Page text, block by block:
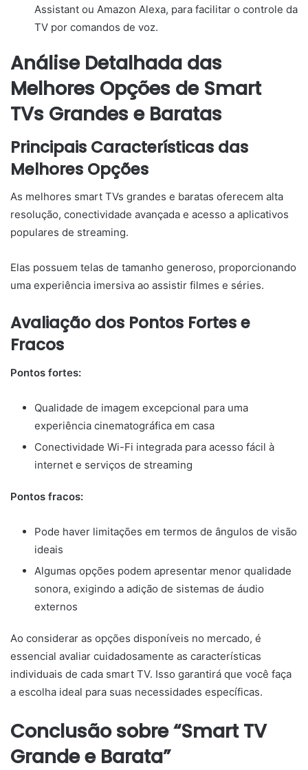
Assistant ou Amazon Alexa, para facilitar o controle da
TV por comandos de voz.
Análise Detalhada das
Melhores Opções de Smart
TVs Grandes e Baratas
Principais Características das
Melhores Opções
As melhores smart TVs grandes e baratas oferecem alta
resolução, conectividade avançada e acesso a aplicativos
populares de streaming.
Elas possuem telas de tamanho generoso, proporcionando
uma experiência imersiva ao assistir filmes e séries.
Avaliação dos Pontos Fortes e
Fracos
Pontos fortes:
Qualidade de imagem excepcional para uma
experiência cinematográfica em casa
Conectividade Wi-Fi integrada para acesso fácil à
internet e serviços de streaming
Pontos fracos:
Pode haver limitações em termos de ângulos de visão
ideais
Algumas opções podem apresentar menor qualidade
sonora, exigindo a adição de sistemas de áudio
externos
Ao considerar as opções disponíveis no mercado, é
essencial avaliar cuidadosamente as características
individuais de cada smart TV. Isso garantirá que você faça
a escolha ideal para suas necessidades específicas.
Conclusão sobre “Smart TV
Grande e Barata”